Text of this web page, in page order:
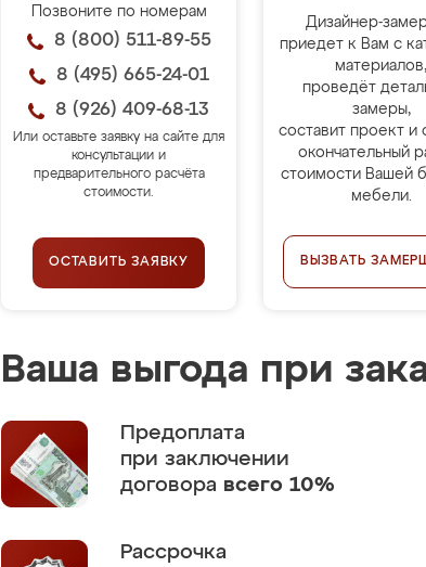
Позвоните по номерам
8 (800) 511-89-55
8 (495) 665-24-01
8 (926) 409-68-13
Или оставьте заявку на сайте для
консультации и
предварительного расчёта
стоимости.
ОСТАВИТЬ ЗАЯВКУ
Дизайнер-
приедет к Вам с
материалов,
проведёт
замеры,
составит проект и
окончательный
стоимости Вашей
мебели.
ВЫЗВАТЬ
Ваша выгода при
Предоплата
при заключении
договора всего 10%
Рассрочка